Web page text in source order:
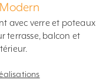
avec verre et poteaux
terrasse, balcon et